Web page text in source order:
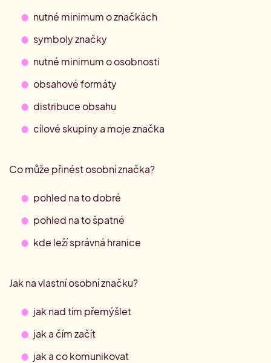
nutné minimum o značkách
symboly značky
nutné minimum o osobnosti
obsahové formáty
distribuce obsahu
cílové skupiny a moje značka
Co může přinést osobní značka?
pohled na to dobré
pohled na to špatné
kde leží správná hranice
Jak na vlastní osobní značku?
jak nad tím přemýšlet
jak a čím začít
jak a co komunikovat